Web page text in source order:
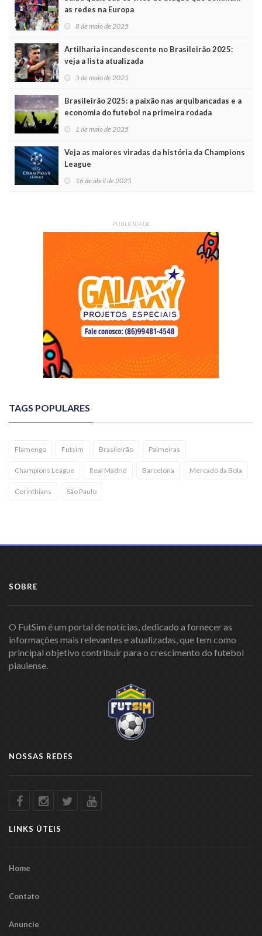
as redes na Europa
8 de maio de 2025
Artilharia incandescente no Brasileirão 2025:
veja a lista atualizada
5 de maio de 2025
Brasileirão 2025: a paixão nas arquibancadas e a
economia do futebol na primeira rodada
1 de maio de 2025
Veja as maiores viradas da história da Champions
League
16 de abril de 2025
PUBLICIDADE
TAGS POPULARES
Flamengo Futsim Brasileirão Palmeiras
Champions League Real Madrid Barcelona Mercado da Bola
Corinthians São Paulo
SOBRE
O FutSim é um portal de notícias, dedicado a fornecer as
informações mais relevantes e atualizadas, que tem como
principal objetivo contribuir para o crescimento do futebol
piauiense.
NOSSAS REDES
LINKS ÚTEIS
Home
Contato
Anuncie